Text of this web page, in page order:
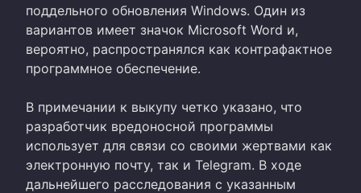
поддельного обновления Windows. Один из
вариантов имеет значок Microsoft Word и,
вероятно, распространялся как контрафактное
программное обеспечение.
В примечании к выкупу четко указано, что
разработчик вредоносной программы
использует для связи со своими жертвами как
электронную почту, так и Telegram. В ходе
дальнейшего расследования с указанным